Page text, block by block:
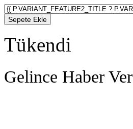
Sepete Ekle
Tükendi
Gelince Haber Ver